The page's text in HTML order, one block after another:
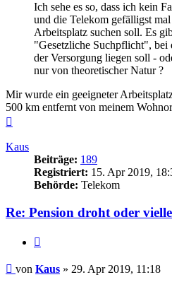
Ich sehe es so, dass ich kein
und die Telekom gefälligst mal
Arbeitsplatz suchen soll. Es
"Gesetzliche Suchpflicht", bei
der Versorgung liegen soll -
nur von theoretischer Natur ?
Mir wurde ein geeigneter
500 km entfernt von meinem
Kaus
Beiträge: 189
Registriert: 15. Apr 2019,
Behörde: Telekom
Re: Pension droht oder
Beitrag
von Kaus » 29. Apr 2019, 11:18